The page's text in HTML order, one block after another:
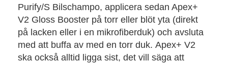
Purify/S Bilschampo, applicera sedan Apex+
V2 Gloss Booster på torr eller blöt yta (direkt
på lacken eller i en mikrofiberduk) och avsluta
med att buffa av med en torr duk. Apex+ V2
ska också alltid ligga sist, det vill säga att